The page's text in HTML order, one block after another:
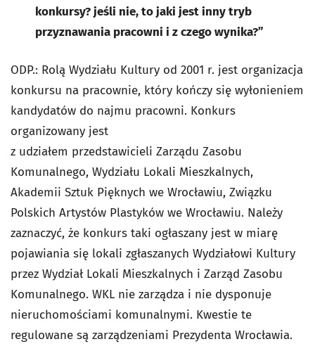
konkursy? jeśli nie, to jaki jest inny tryb
przyznawania pracowni i z czego wynika?”
ODP.: Rolą Wydziału Kultury od 2001 r. jest organizacja
konkursu na pracownie, który kończy się wyłonieniem
kandydatów do najmu pracowni. Konkurs
organizowany jest
z udziałem przedstawicieli Zarządu Zasobu
Komunalnego, Wydziału Lokali Mieszkalnych,
Akademii Sztuk Pięknych we Wrocławiu, Związku
Polskich Artystów Plastyków we Wrocławiu. Należy
zaznaczyć, że konkurs taki ogłaszany jest w miarę
pojawiania się lokali zgłaszanych Wydziałowi Kultury
przez Wydział Lokali Mieszkalnych i Zarząd Zasobu
Komunalnego. WKL nie zarządza i nie dysponuje
nieruchomościami komunalnymi. Kwestie te
regulowane są zarządzeniami Prezydenta Wrocławia.